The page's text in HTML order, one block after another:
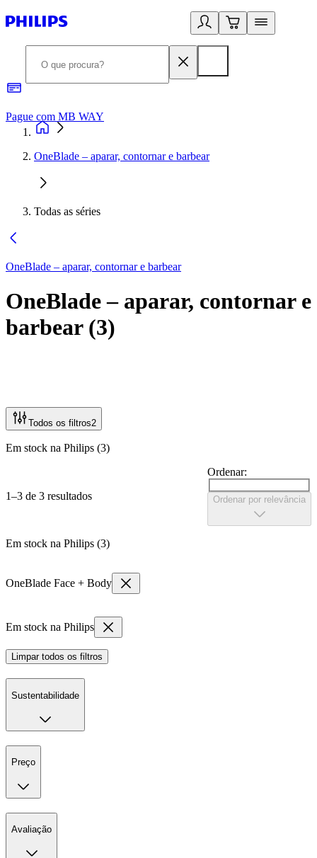
Pague com MB WAY
OneBlade – aparar, contornar e barbear
Todas as séries
OneBlade – aparar, contornar e barbear
OneBlade – aparar, contornar e
barbear(3)
Todos os filtros2
Em stock na Philips (3)
1–3 de 3 resultados
Ordenar:
Ordenar por relevância
Em stock na Philips (3)
OneBlade Face + Body
Em stock na Philips
Limpar todos os filtros
Sustentabilidade
Preço
Avaliação